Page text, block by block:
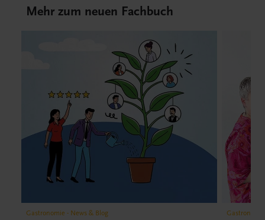
Mehr zum neuen Fachbuch
Gastronomie - News & Blog